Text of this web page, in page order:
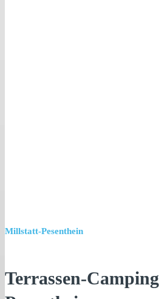
Millstatt-Pesenthein
Terrassen-Camping